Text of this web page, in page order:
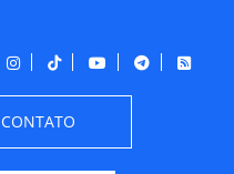
CONTATO